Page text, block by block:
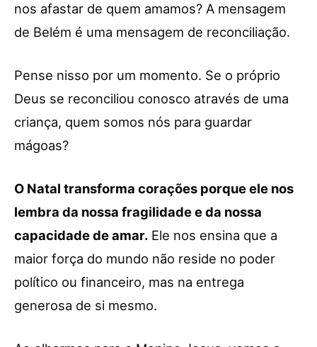
nos afastar de quem amamos? A mensagem
de Belém é uma mensagem de reconciliação.
Pense nisso por um momento. Se o próprio
Deus se reconciliou conosco através de uma
criança, quem somos nós para guardar
mágoas?
O Natal transforma corações porque ele nos
lembra da nossa fragilidade e da nossa
capacidade de amar. Ele nos ensina que a
maior força do mundo não reside no poder
político ou financeiro, mas na entrega
generosa de si mesmo.